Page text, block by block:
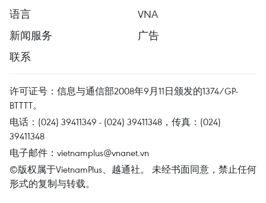
语言
VNA
新闻服务
广告
联系
许可证号：信息与通信部2008年9月11日颁发的1374/GP-
BTTTT。
电话：(024) 39411349 - (024) 39411348，传真：(024)
39411348
电子邮件： vietnamplus@vnanet.vn
©版权属于VietnamPlus、越通社。 未经书面同意，禁止任何
形式的复制与转载。